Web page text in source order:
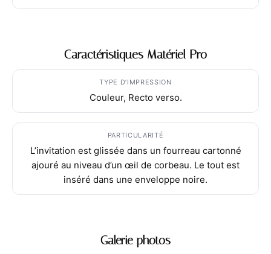
Caractéristiques Matériel Pro
TYPE D’IMPRESSION
Couleur, Recto verso.
PARTICULARITÉ
L’invitation est glissée dans un fourreau cartonné
ajouré au niveau d’un œil de corbeau. Le tout est
inséré dans une enveloppe noire.
Galerie photos